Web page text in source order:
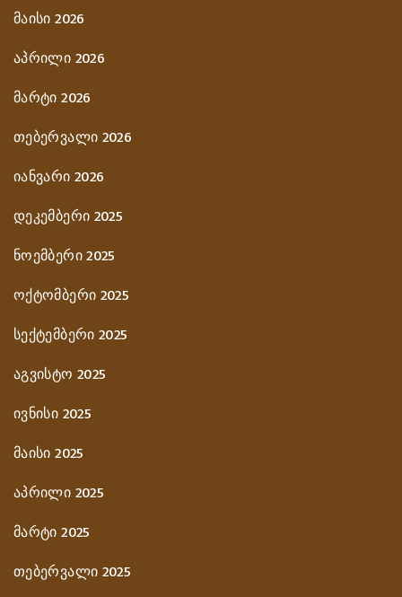
მაისი 2026
აპრილი 2026
მარტი 2026
თებერვალი 2026
იანვარი 2026
დეკემბერი 2025
ნოემბერი 2025
ოქტომბერი 2025
სექტემბერი 2025
აგვისტო 2025
ივნისი 2025
მაისი 2025
აპრილი 2025
მარტი 2025
თებერვალი 2025